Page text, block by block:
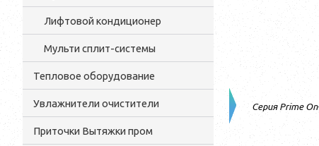
Лифтовой кондиционер
Мульти сплит-системы
Тепловое оборудование
Увлажнители очистители
Приточки Вытяжки пром
Серия Prime